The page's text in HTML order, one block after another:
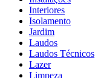
Interiores
Isolamento
Jardim
Laudos
Laudos Técnicos
Lazer
Limpeza